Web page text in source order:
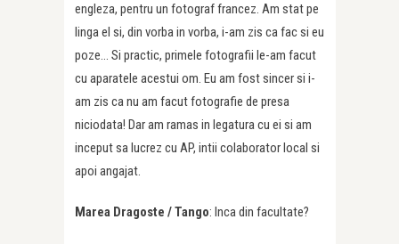
engleza, pentru un fotograf francez. Am stat pe
linga el si, din vorba in vorba, i-am zis ca fac si eu
poze… Si practic, primele fotografii le-am facut
cu aparatele acestui om. Eu am fost sincer si i-
am zis ca nu am facut fotografie de presa
niciodata! Dar am ramas in legatura cu ei si am
inceput sa lucrez cu AP, intii colaborator local si
apoi angajat.
Marea Dragoste /Tango: Inca din facultate?